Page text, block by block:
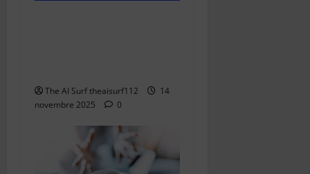
The AI Surf theaisurf112
14
novembre 2025
0